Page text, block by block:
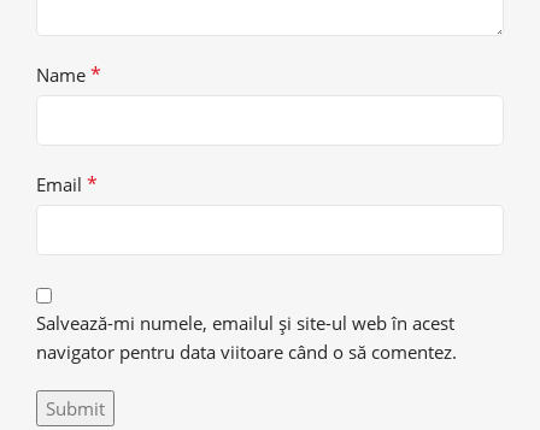
Name *
Email *
Salvează-mi numele, emailul și site-ul web în acest
navigator pentru data viitoare când o să comentez.